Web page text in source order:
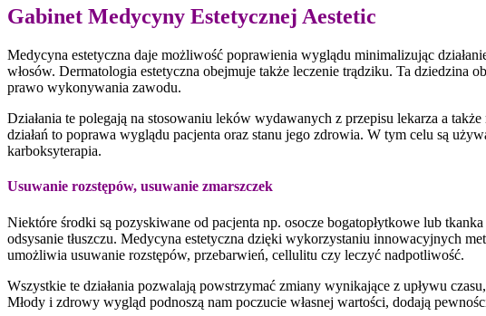
Gabinet Medycyny Estetycznej Aestetic
Medycyna estetyczna daje możliwość poprawienia wyglądu minimalizując
włosów. Dermatologia estetyczna obejmuje także leczenie trądziku. Ta dziedzina
prawo wykonywania zawodu.
Działania te polegają na stosowaniu leków wydawanych z przepisu lekarza a
działań to poprawa wyglądu pacjenta oraz stanu jego zdrowia. W tym celu są
karboksyterapia.
Usuwanie rozstępów, usuwanie zmarszczek
Niektóre środki są pozyskiwane od pacjenta np. osocze bogatopłytkowe lub
odsysanie tłuszczu. Medycyna estetyczna dzięki wykorzystaniu innowacyjnych
umożliwia usuwanie rozstępów, przebarwień, cellulitu czy leczyć nadpotliwość.
Wszystkie te działania pozwalają powstrzymać zmiany wynikające z upływu
Młody i zdrowy wygląd podnoszą nam poczucie własnej wartości, dodają